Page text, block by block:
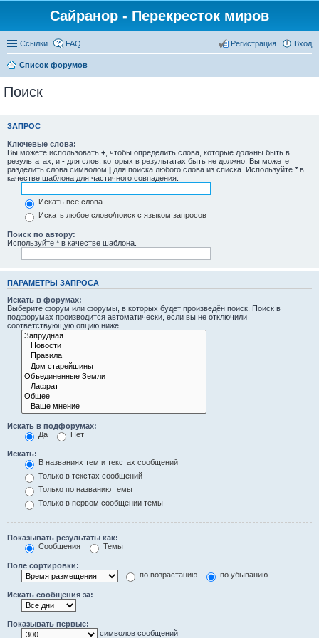
Сайранор - Перекресток миров
Ссылки FAQ Вход
Регистрация
Список форумов
Поиск
ЗАПРОС
Ключевые слова:
Вы можете использовать + , чтобы определить слова, которые должны быть в
результатах, и - для слов, которых в результатах быть не должно. Вы можете
разделить слова символом | для поиска любого слова из списка. Используйте * в
качестве шаблона для частичного совпадения.
Искать все слова
Искать любое слово/поиск с языком запросов
Поиск по автору:
Используйте * в качестве шаблона.
ПАРАМЕТРЫ ЗАПРОСА
Искать в форумах:
Выберите форум или форумы, в которых будет произведён поиск. Поиск в
подфорумах производится автоматически, если вы не отключили
соответствующую опцию ниже.
Искать в подфорумах:
Да
Нет
Искать:
В названиях тем и текстах сообщений
Только в текстах сообщений
Только по названию темы
Только в первом сообщении темы
Показывать результаты как:
Сообщения
Темы
Поле сортировки:
по возрастанию
по убыванию
Искать сообщения за:
Показывать первые:
символов сообщений